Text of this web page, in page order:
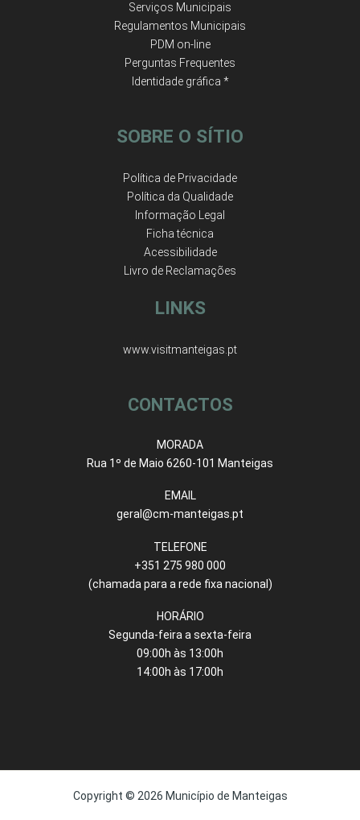
Serviços Municipais
Regulamentos Municipais
PDM on-line
Perguntas Frequentes
Identidade gráfica *
SOBRE O SÍTIO
Política de Privacidade
Política da Qualidade
Informação Legal
Ficha técnica
Acessibilidade
Livro de Reclamações
LINKS
www.visitmanteigas.pt
CONTACTOS
MORADA
Rua 1º de Maio 6260-101 Manteigas
EMAIL
geral@cm-manteigas.pt
TELEFONE
+351 275 980 000
(chamada para a rede fixa nacional)
HORÁRIO
Segunda-feira a sexta-feira
09:00h às 13:00h
14:00h às 17:00h
Copyright © 2026 Município de Manteigas